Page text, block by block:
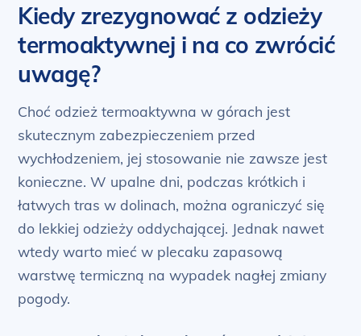
Kiedy zrezygnować z odzieży
termoaktywnej i na co zwrócić
uwagę?
Choć odzież termoaktywna w górach jest
skutecznym zabezpieczeniem przed
wychłodzeniem, jej stosowanie nie zawsze jest
konieczne. W upalne dni, podczas krótkich i
łatwych tras w dolinach, można ograniczyć się
do lekkiej odzieży oddychającej. Jednak nawet
wtedy warto mieć w plecaku zapasową
warstwę termiczną na wypadek nagłej zmiany
pogody.